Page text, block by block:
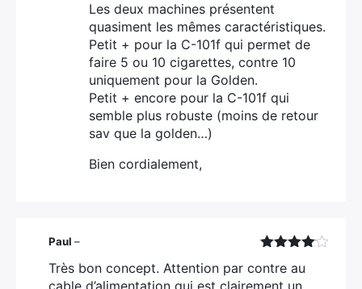
Les deux machines présentent
quasiment les mêmes caractéristiques.
Petit + pour la C-101f qui permet de
faire 5 ou 10 cigarettes, contre 10
uniquement pour la Golden.
Petit + encore pour la C-101f qui
semble plus robuste (moins de retour
sav que la golden…)
Bien cordialement,
sur 5
Paul –
Très bon concept. Attention par contre au